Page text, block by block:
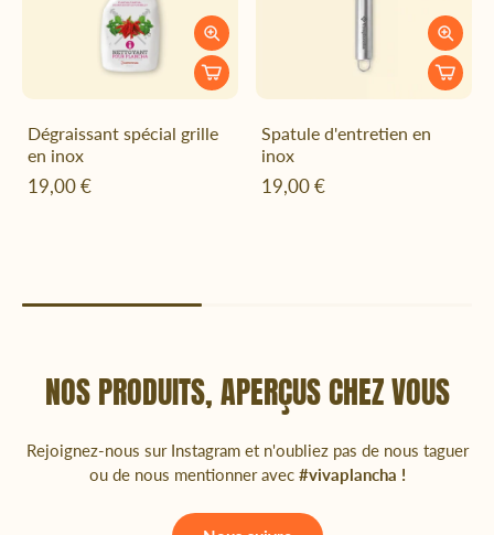
Dégraissant spécial grille
en inox
19,00 €
Spatule d'entretien en
inox
19,00 €
NOS PRODUITS, APERÇUS CHEZ VOUS
Rejoignez-nous sur Instagram et n'oubliez pas de nous taguer
ou de nous mentionner avec #vivaplancha !